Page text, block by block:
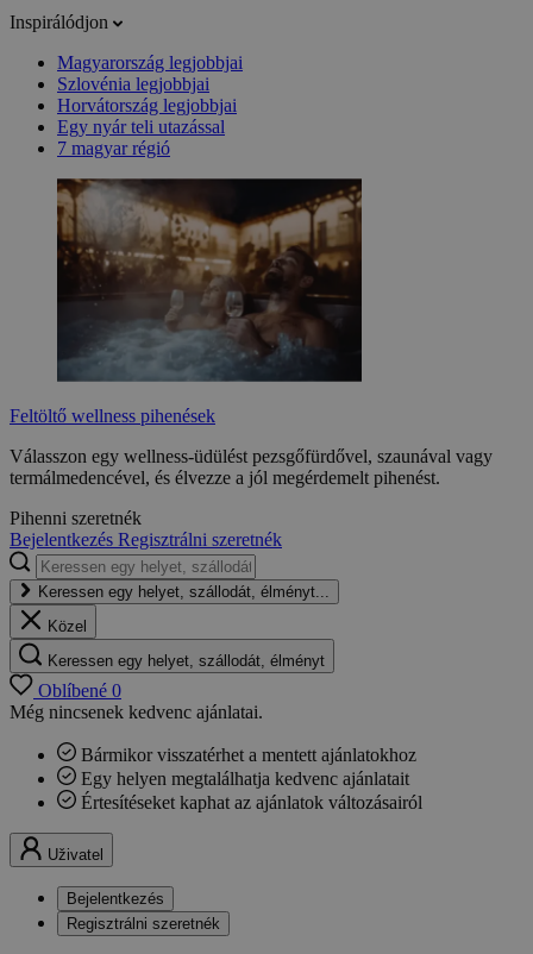
Inspirálódjon
Magyarország legjobbjai
Szlovénia legjobbjai
Horvátország legjobbjai
Egy nyár teli utazással
7 magyar régió
Feltöltő wellness pihenések
Válasszon egy wellness-üdülést pezsgőfürdővel, szaunával vagy
termálmedencével, és élvezze a jól megérdemelt pihenést.
Pihenni szeretnék
Bejelentkezés Regisztrálni szeretnék
Keressen egy helyet, szállodát, élményt...
Közel
Keressen egy helyet, szállodát, élményt
Oblíbené 0
Még nincsenek kedvenc ajánlatai.
Bármikor visszatérhet a mentett ajánlatokhoz
Egy helyen megtalálhatja kedvenc ajánlatait
Értesítéseket kaphat az ajánlatok változásairól
Uživatel
Bejelentkezés
Regisztrálni szeretnék